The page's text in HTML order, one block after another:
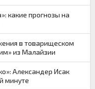
какие прогнозы на
в товарищеском
из Малайзии
Александер Исак
минуте